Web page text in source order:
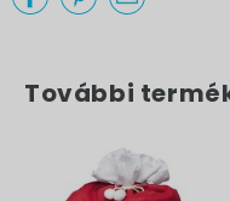
További